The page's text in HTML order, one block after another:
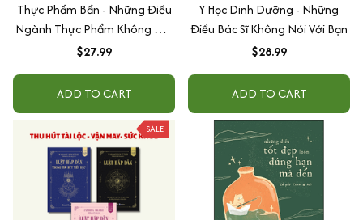
Thực Phẩm Bẩn - Những Điều
Ngành Thực Phẩm Không Nói
Với Bạn
$27.99
ADD TO CART
Y Học Dinh Dưỡng - Những
Điều Bác Sĩ Không Nói Với Bạn
$28.99
ADD TO CART
SALE